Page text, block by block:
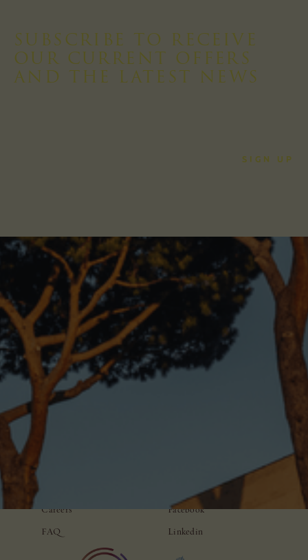
SUBSCRIBE TO RECEIVE
OUR CURRENT OFFERS
AND THE LATEST NEWS
SIGN UP
ADDRESS
Via Panisperna, 210/212
00184 Roma, Italy
Careers
FAQ
Instagram
Facebook
Linkedin